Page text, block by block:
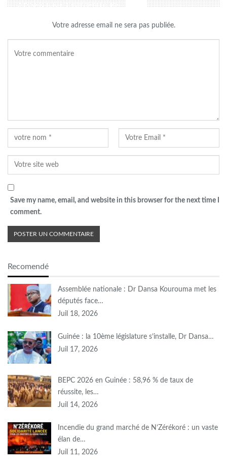
LAISSER UN COMMENTAIRE
Votre adresse email ne sera pas publiée.
Save my name, email, and website in this browser for the next time I
comment.
Recomendé
Assemblée nationale : Dr Dansa Kourouma met les
députés face…
Juil 18, 2026
Guinée : la 10ème législature s’installe, Dr Dansa…
Juil 17, 2026
BEPC 2026 en Guinée : 58,96 % de taux de
réussite, les…
Juil 14, 2026
Incendie du grand marché de N’Zérékoré : un vaste
élan de…
Juil 11, 2026